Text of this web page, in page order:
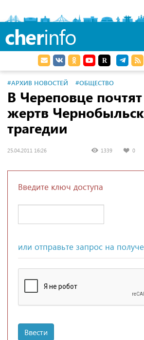
cherinfo
#АРХИВ НОВОСТЕЙ #ОБЩЕСТВО
В Череповце
жертв
трагедии
25.04.2011 16:26 1339 0
Введите ключ доступа
или отправьте запрос на
Ввести